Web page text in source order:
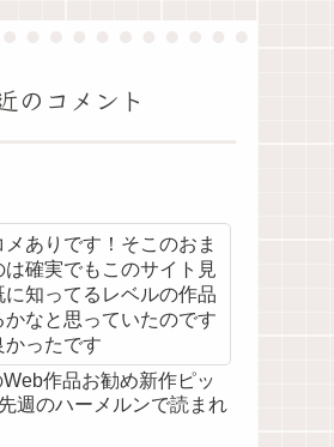
のコメント
ありです！そこのおま
は確実でもこのサイト見
に知ってるレベルの作品
かなと思っていたのです
かったです
作品お勧め新作ピッ
週のハーメルンで読まれ